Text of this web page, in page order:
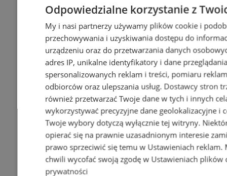
Odpowiedzialne korzystanie z
My i nasi partnerzy używamy plików cookie i
przechowywania i uzyskiwania dostępu do
urządzeniu oraz do przetwarzania danych
adres IP, unikalne identyfikatory i dane
spersonalizowanych reklam i treści, pomiaru
odbiorców oraz ulepszania usług. Dostawcy stron
również przetwarzać Twoje dane w tych i innych
wykorzystywać precyzyjne dane geolokalizacyjne i
Twoje wybory dotyczą wyłącznie tej witryny.
opierać się na prawnie uzasadnionym interesie
prawo sprzeciwić się temu w Ustawieniach reklam.
chwili wycofać swoją zgodę w Ustawieniach plików
prywatności